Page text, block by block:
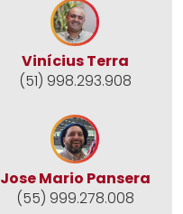
Vinícius Terra
(51) 998.293.908
Jose Mario Pansera
(55) 999.278.008